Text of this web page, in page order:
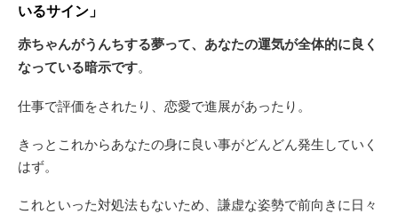
いるサイン」
赤ちゃんがうんちする夢って、あなたの運気が全体的に良く
なっている暗示です。
仕事で評価をされたり、恋愛で進展があったり。
きっとこれからあなたの身に良い事がどんどん発生していく
はず。
これといった対処法もないため、謙虚な姿勢で前向きに日々